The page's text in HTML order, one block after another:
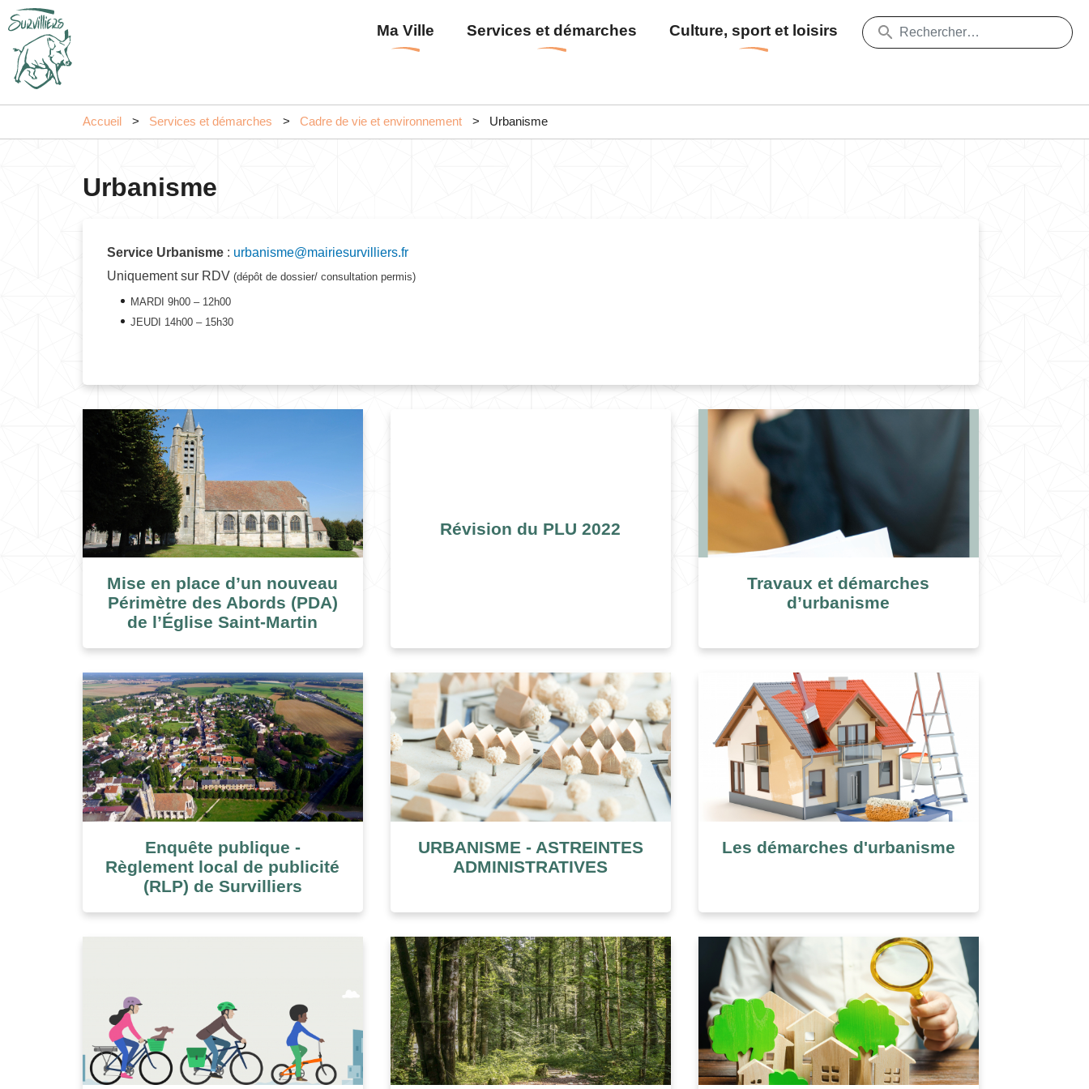
au
contenu
Menu
principal
Ma Ville Services et démarches Culture, sport et loisirs
Accueil Services et démarches Cadre de vie et environnement Urbanisme
Urbanisme
Service Urbanisme : urbanisme@mairiesurvilliers.fr
Uniquement sur RDV (dépôt de dossier/ consultation permis)
MARDI 9h00 – 12h00
JEUDI 14h00 – 15h30
Mise en place d’un nouveau
Périmètre des Abords (PDA)
de l’Église Saint-Martin
Révision du PLU 2022
Travaux et démarches
d’urbanisme
Enquête publique -
Règlement local de publicité
(RLP) de Survilliers
URBANISME - ASTREINTES
ADMINISTRATIVES
Les démarches d'urbanisme